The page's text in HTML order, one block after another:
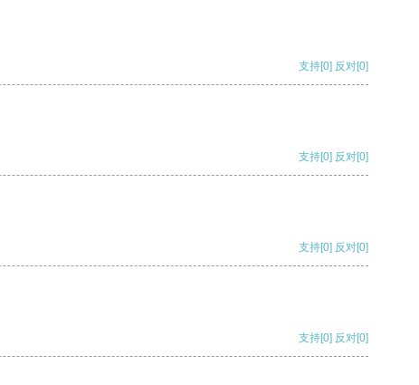
支持[0] 反对[0]
支持[0] 反对[0]
支持[0] 反对[0]
支持[0] 反对[0]